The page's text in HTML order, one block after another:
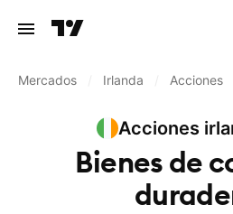
Mercados Irlanda Acciones
Acciones
Bienes de